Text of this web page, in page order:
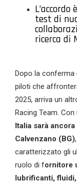
test di
ricerca di
Dopo la conferma
piloti che
2025, arriva un
Racing Team.
Italia sarà
Calvenzano (BG)
caratterizzato gli
ruolo di fornitore
lubrificanti,